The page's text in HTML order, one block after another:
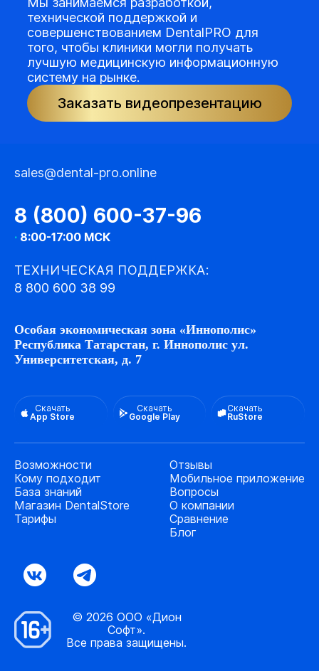
технической поддержкой и
совершенствованием DentalPRO для
того, чтобы клиники могли получать
лучшую медицинскую информационную
систему на рынке.
Заказать видеопрезентацию
sales@dental-pro.online
8 (800) 600-37-96
· 8:00-17:00 МСК
ТЕХНИЧЕСКАЯ ПОДДЕРЖКА:
8 800 600 38 99
Особая экономическая зона «Иннополис»
Республика Татарстан, г. Иннополис ул.
Университетская, д. 7
Скачать
App Store
Скачать
Google Play
Скачать
RuStore
Возможности
Кому подходит
База знаний
Магазин DentalStore
Тарифы
Отзывы
Мобильное приложение
Вопросы
О компании
Сравнение
Блог
© 2026 ООО «Дион
Софт».
Все права защищены.